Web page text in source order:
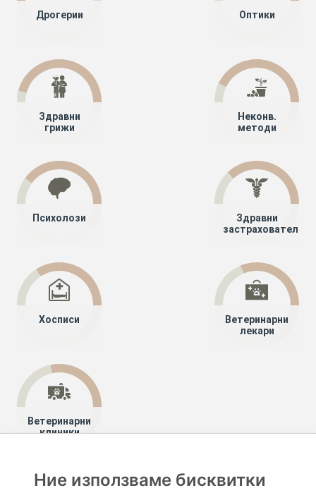
Дрогерии Оптики
Здравни
грижи
Неконв.
методи
Психолози
Здравни
застрахователи
Хосписи
Ветеринарни
лекари
Ветеринарни
клиники
Специалисти
Ние използваме бисквитки